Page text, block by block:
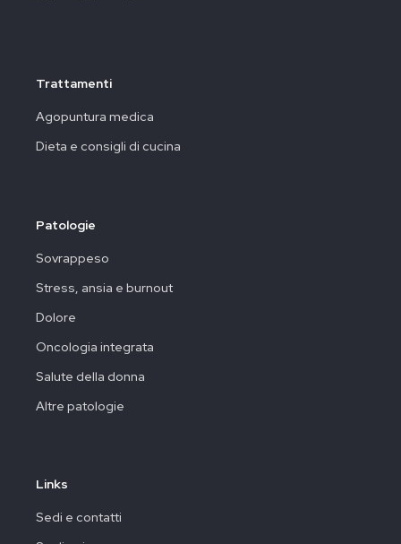
Trattamenti
Agopuntura medica
Dieta e consigli di cucina
Patologie
Sovrappeso
Stress, ansia e burnout
Dolore
Oncologia integrata
Salute della donna
Altre patologie
Links
Sedi e contatti